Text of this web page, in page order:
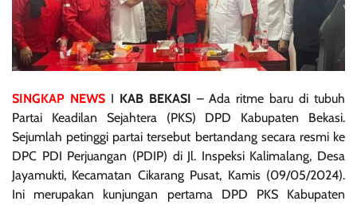
SINGKAP NEWSI KAB BEKASI – Ada ritme baru di tubuh
Partai Keadilan Sejahtera (PKS) DPD Kabupaten Bekasi.
Sejumlah petinggi partai tersebut bertandang secara resmi ke
DPC PDI Perjuangan (PDIP) di Jl. Inspeksi Kalimalang, Desa
Jayamukti, Kecamatan Cikarang Pusat, Kamis (09/05/2024).
Ini merupakan kunjungan pertama DPD PKS Kabupaten